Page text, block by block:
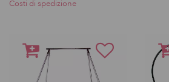
Costi di spedizione